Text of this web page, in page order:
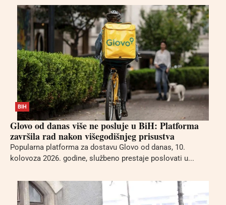
BIH
Glovo od danas više ne posluje u BiH: Platforma
završila rad nakon višegodišnjeg prisustva
Popularna platforma za dostavu Glovo od danas, 10.
kolovoza 2026. godine, službeno prestaje poslovati u...